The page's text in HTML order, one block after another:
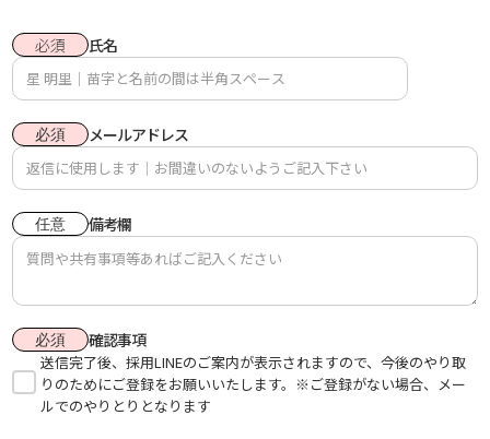
必須 氏名
必須 メールアドレス
任意 備考欄
必須 確認事項
送信完了後、採用LINEのご案内が表示されますので、今後のやり取
りのためにご登録をお願いいたします。※ご登録がない場合、メー
ルでのやりとりとなります